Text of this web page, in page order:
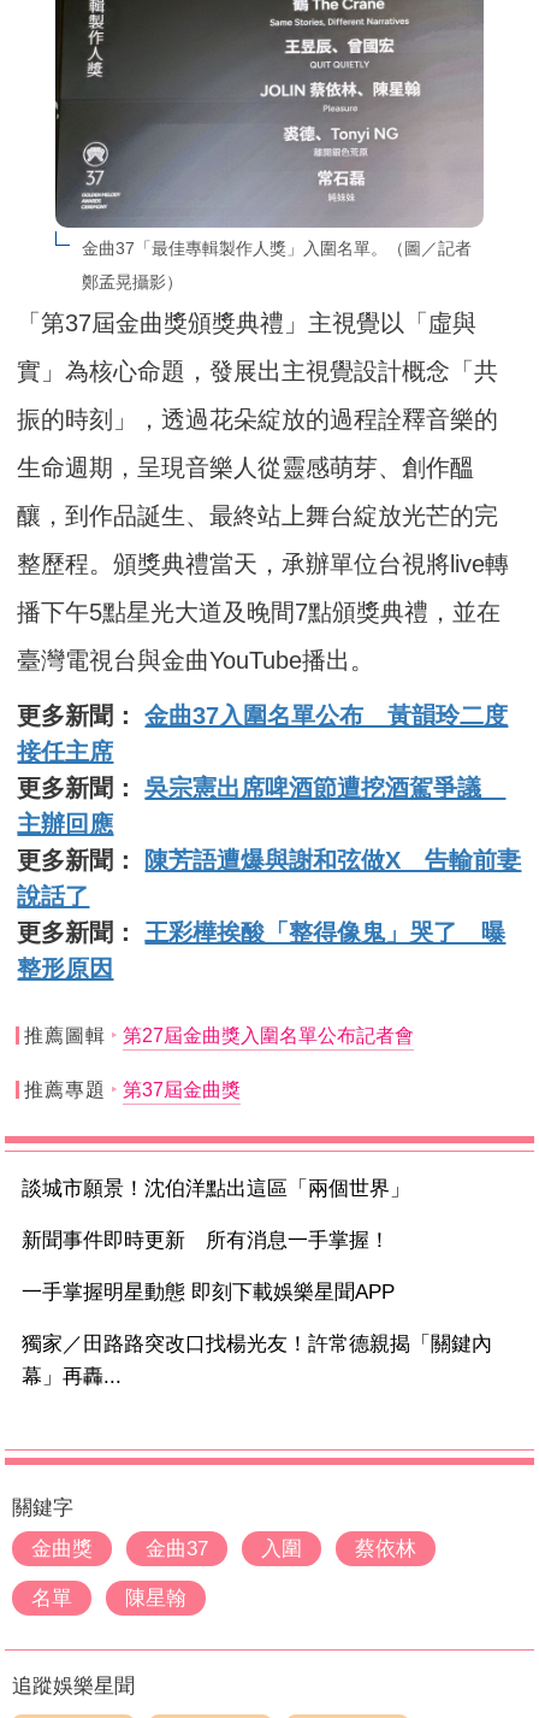
金曲37「最佳專輯製作人獎」入圍名單。（圖／記者
鄭孟晃攝影）
「第37屆金曲獎頒獎典禮」主視覺以「虛與
實」為核心命題，發展出主視覺設計概念「共
振的時刻」，透過花朵綻放的過程詮釋音樂的
生命週期，呈現音樂人從靈感萌芽、創作醞
釀，到作品誕生、最終站上舞台綻放光芒的完
整歷程。頒獎典禮當天，承辦單位台視將live轉
播下午5點星光大道及晚間7點頒獎典禮，並在
臺灣電視台與金曲YouTube播出。
更多新聞：金曲37入圍名單公布 黃韻玲二度
接任主席
更多新聞：吳宗憲出席啤酒節遭挖酒駕爭議
主辦回應
更多新聞：
陳芳語遭爆與謝和弦做X 告輸前妻
說話了
更多新聞： 王彩樺挨酸「整得像鬼」哭了 曝
整形原因
推薦圖輯 第27屆金曲獎入圍名單公布記者會
推薦專題 第37屆金曲獎
談城市願景！沈伯洋點出這區「兩個世界」
新聞事件即時更新 所有消息一手掌握！
一手掌握明星動態 即刻下載娛樂星聞APP
獨家／田路路突改口找楊光友！許常德親揭「關鍵內
幕」再轟...
關鍵字
金曲獎
金曲37 入圍 蔡依林
名單 陳星翰
追蹤娛樂星聞